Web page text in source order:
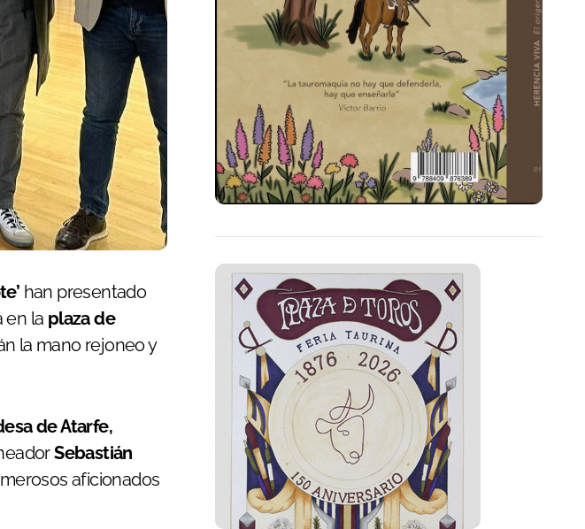
han presentado
en la plaza de
la mano rejoneo y
de Atarfe,
Sebastián
aficionados